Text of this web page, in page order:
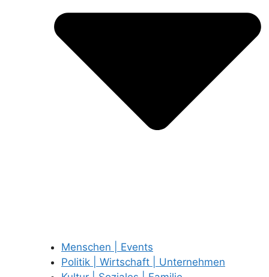
Menschen | Events
Politik | Wirtschaft | Unternehmen